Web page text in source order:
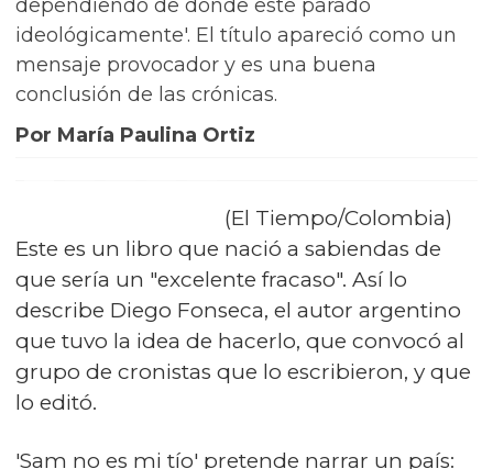
dependiendo de dónde esté parado
ideológicamente'. El título apareció como un
mensaje provocador y es una buena
conclusión de las crónicas.
Por María Paulina Ortiz
(El Tiempo/Colombia)
Este es un libro que nació a sabiendas de
que sería un "excelente fracaso". Así lo
describe Diego Fonseca, el autor argentino
que tuvo la idea de hacerlo, que convocó al
grupo de cronistas que lo escribieron, y que
lo editó.
'Sam no es mi tío' pretende narrar un país: